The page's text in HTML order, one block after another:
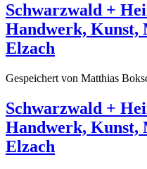
Schwarzwald +
Handwerk,
Elzach
Gespeichert von Matthias
Schwarzwald +
Handwerk,
Elzach